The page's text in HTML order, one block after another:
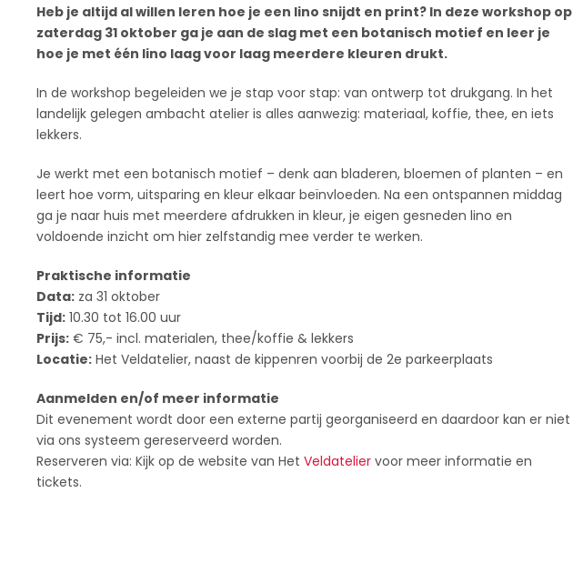
Heb je altijd al willen leren hoe je een lino snijdt en print? In deze workshop op
zaterdag 31 oktober ga je aan de slag met een botanisch motief en leer je
hoe je met één lino laag voor laag meerdere kleuren drukt.
In de workshop begeleiden we je stap voor stap: van ontwerp tot drukgang. In het
landelijk gelegen ambacht atelier is alles aanwezig: materiaal, koffie, thee, en iets
lekkers.
Je werkt met een botanisch motief – denk aan bladeren, bloemen of planten – en
leert hoe vorm, uitsparing en kleur elkaar beïnvloeden. Na een ontspannen middag
ga je naar huis met meerdere afdrukken in kleur, je eigen gesneden lino en
voldoende inzicht om hier zelfstandig mee verder te werken.
Praktische informatie
Data: za 31 oktober
Tijd: 10.30 tot 16.00 uur
Prijs: € 75,- incl. materialen, thee/koffie & lekkers
Locatie: Het Veldatelier, naast de kippenren voorbij de 2e parkeerplaats
Aanmelden en/of meer informatie
Dit evenement wordt door een externe partij georganiseerd en daardoor kan er niet
via ons systeem gereserveerd worden.
Reserveren via: Kijk op de website van Het Veldatelier voor meer informatie en
tickets.